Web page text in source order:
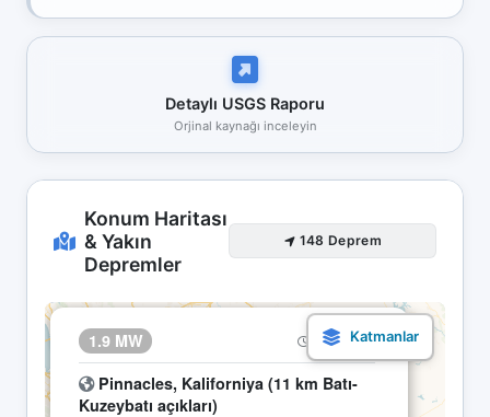
Detaylı USGS Raporu
Orjinal kaynağı inceleyin
Konum Haritası
& Yakın
Depremler
148 Deprem
1.9 MW 13.04 14:22
Pinnacles, Kaliforniya (11 km Batı-
Kuzeybatı açıkları)
×